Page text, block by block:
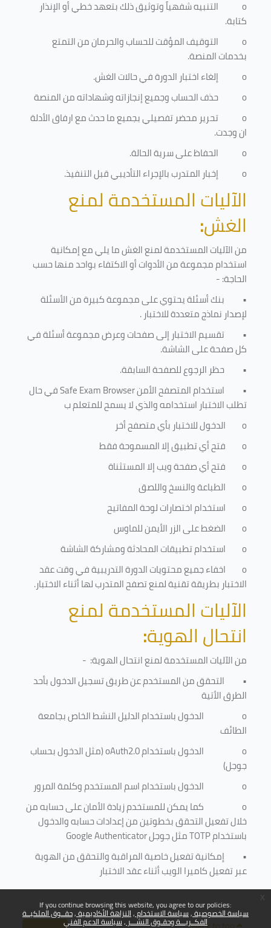
If you continue browsing this website, you agree to our policies:
سياسة الخصوصية سياسة الاستخدام النزاهة الأكاديمية حقــوق الملكيــة
الفكــريـــة وحقـوق النشـــر سياسة الدعم الفني
o
التنبيه شفهياً وتوثيق ذلك بتعهد خطي أو الإنذار
كتابة.
o
التوقيف المؤقت للحساب والحرمان من التمتع
بخدمات المنصة.
o
إلغاء اختبار الدورة في حالات الغش.
o
حذف الحساب وجميع إنجازاته وشهاداته من المنصة
o
تحرير محضر تفصيلي بجميع ما حدث مع ارفاق الأدلة
ان وجدت.
o
الحفاظ على سرية الحالة.
o
إخبار المتدرب بالإجراء التأديبي قبل التنفيذ.
الآليات المستخدمة لمنع
الغش:
من الآليات المستخدمة لمنع الغش ما يلي مع إمكانية
استخدام مجموعة من الأدوات أو الاكتفاء بواحد منها حسب
الحاجة: -
• بنك أسئلة يحتوي على مجموعة كبيرة من الأسئلة
لإصدار نماذج متعددة للاختبار.
• تقسيم الاختبار إلى صفحات وعرض مجموعة أسئلة في
كل صفحة على الشاشة.
• حظر الرجوع للصفحة السابقة.
• استخدام المتصفح الأمنSafe Exam Browserفي حال
تطلب الاختبار استخدامه والذي لا يسمح للمتعلم ب
o
الدخول للاختبار بأي متصفح أخر
o
فتح أي تطبيق إلا المسموحة فقط
o
فتح أي صفحة ويب إلا المستثناة
o
الطباعة والنسخ واللصق
o
استخدام اختصارات لوحة المفاتيح
o
الضغط على الزر الأيمن للماوس
o
استخدام تطبيقات المحادثة ومشاركة الشاشة
o
اخفاء جميع محتويات الدورة التدريبية في وقت عقد
الاختبار بطريقة تقنية لمنع تصفح المتدرب لها أثناء الاختبار.
الآليات المستخدمة لمنع
انتحال الهوية:
من الآليات المستخدمة لمنعانتحال الهوية: -
• التحقق من المستخدم عن طريق تسجيل الدخول بأحد
الطرق الأتية
o
الدخول باستخدام الدليل النشط الخاص بجامعة
الطائف
o
الدخول باستخدامoAuth2.0(مثل الدخول بحساب
جوجل)
o
الدخول باستخدام اسم المستخدم وكلمة المرور
o
كما يمكن للمستخدم زيادة الأمان على حسابه من
خلال تفعيل التحقق بخطوتين من إعدادات حسابه والدخول
باستخدامTOTPمثل جوجلGoogle Authenticator
• إمكانية تفعيل خاصية المراقبة والتحقق من الهوية
عبر تفعيل كاميرا الويب أثناء عقد الاختبار